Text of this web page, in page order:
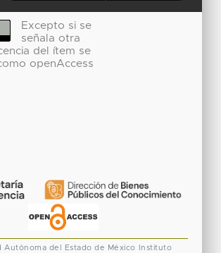
Excepto si se
señala otra
del ítem se
openAccess
Autónoma del Estado de México Instituto